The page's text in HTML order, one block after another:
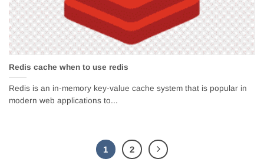
Redis cache when to use redis
Redis is an in-memory key-value cache system that is popular in
modern web applications to...
1 2